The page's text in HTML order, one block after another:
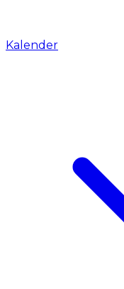
Kalender